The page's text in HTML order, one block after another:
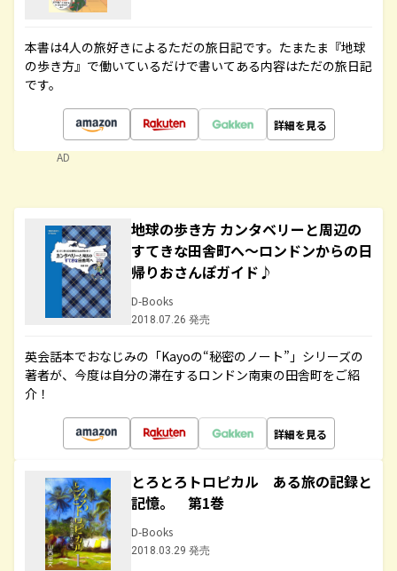
本書は4人の旅好きによるただの旅日記です。たまたま『地球
の歩き方』で働いているだけで書いてある内容はただの旅日記
です。
詳細を見る
AD
地球の歩き方 カンタベリーと周辺の
すてきな田舎町へ～ロンドンからの日
帰りおさんぽガイド♪
D-Books
2018.07.26 発売
英会話本でおなじみの「Kayoの“秘密のノート”」シリーズの
著者が、今度は自分の滞在するロンドン南東の田舎町をご紹
介！
詳細を見る
とろとろトロピカル ある旅の記録と
記憶。 第1巻
D-Books
2018.03.29 発売